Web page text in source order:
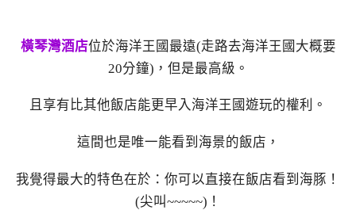
橫琴灣酒店位於海洋王國最遠(走路去海洋王國大概要
20分鐘)，但是最高級。
且享有比其他飯店能更早入海洋王國遊玩的權利。
這間也是唯一能看到海景的飯店，
我覺得最大的特色在於：你可以直接在飯店看到海豚！
(尖叫~~~~~)！